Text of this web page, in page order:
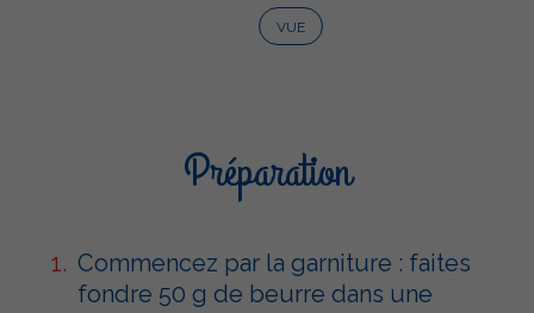
VUE
Préparation
Commencez par la garniture : faites
fondre 50 g de beurre dans une